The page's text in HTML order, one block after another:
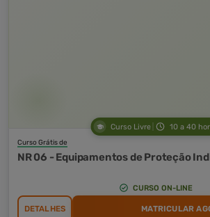
Curso Livre 10 a 40
Curso Grátis de
NR 06 - Equipamentos de Proteção
CURSO ON-LINE
DETALHES MATRICULAR